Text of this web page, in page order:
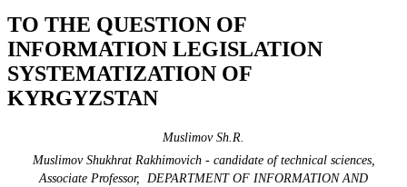
TO THE QUESTION OF
INFORMATION LEGISLATION
SYSTEMATIZATION OF
KYRGYZSTAN
Muslimov Sh.R.
Muslimov Shukhrat Rakhimovich - candidate of technical sciences,
Associate Professor, DEPARTMENT OF INFORMATION AND